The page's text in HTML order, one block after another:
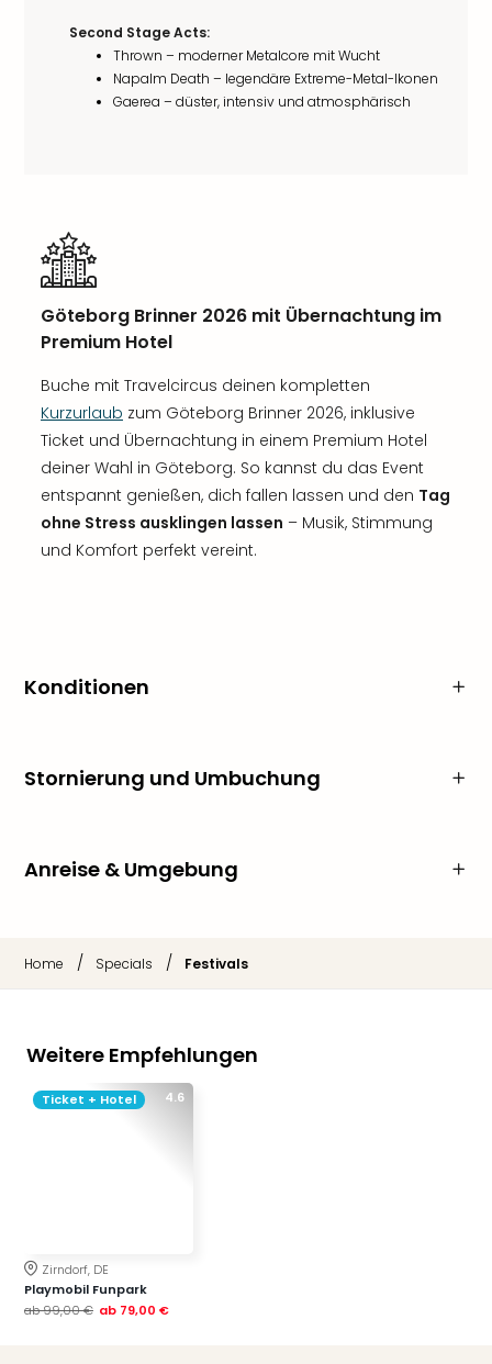
Second Stage Acts:
Thrown – moderner Metalcore mit Wucht
Napalm Death – legendäre Extreme-Metal-Ikonen
Gaerea – düster, intensiv und atmosphärisch
Göteborg Brinner 2026 mit Übernachtung im
Premium Hotel
Buche mit Travelcircus deinen kompletten
Kurzurlaub zum Göteborg Brinner 2026, inklusive
Ticket und Übernachtung in einem Premium Hotel
deiner Wahl in Göteborg. So kannst du das Event
entspannt genießen, dich fallen lassen und den Tag
ohne Stress ausklingen lassen – Musik, Stimmung
und Komfort perfekt vereint.
Konditionen
Stornierung und Umbuchung
Anreise & Umgebung
Home / Specials / Festivals
Weitere Empfehlungen
4.6
Ticket + Hotel
Zirndorf, DE
Playmobil Funpark
ab99,00 € ab 79,00 €